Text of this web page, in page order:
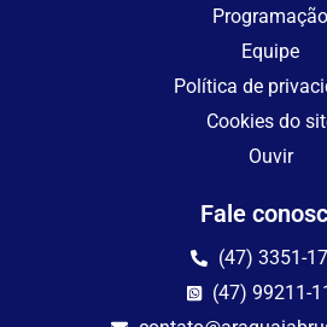
Programação
Equipe
Política de
Cookies do
Ouvir
Fale
(47) 3351-
(47) 99211-